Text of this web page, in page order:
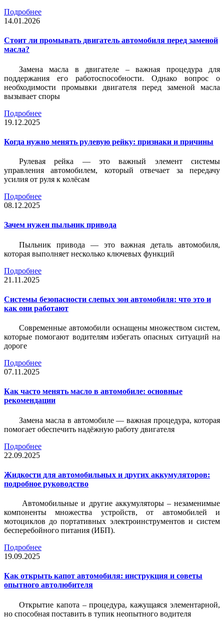
Подробнее
14.01.2026
Стоит ли промывать двигатель автомобиля перед заменой
масла?
Замена масла в двигателе – важная процедура для
поддержания его работоспособности. Однако вопрос о
необходимости промывки двигателя перед заменой масла
вызывает споры
Подробнее
19.12.2025
Когда нужно менять рулевую рейку: признаки и причины
Рулевая рейка — это важный элемент системы
управления автомобилем, который отвечает за передачу
усилия от руля к колёсам
Подробнее
08.12.2025
Зачем нужен пыльник привода
Пыльник привода — это важная деталь автомобиля,
которая выполняет несколько ключевых функций
Подробнее
21.11.2025
Системы безопасности слепых зон автомобиля: что это и
как они работают
Современные автомобили оснащены множеством систем,
которые помогают водителям избегать опасных ситуаций на
дороге
Подробнее
07.11.2025
Как часто менять масло в автомобиле: основные
рекомендации
Замена масла в автомобиле — важная процедура, которая
помогает обеспечить надёжную работу двигателя
Подробнее
22.09.2025
Жидкости для автомобильных и других аккумуляторов:
подробное руководство
Автомобильные и другие аккумуляторы – незаменимые
компоненты множества устройств, от автомобилей и
мотоциклов до портативных электроинструментов и систем
бесперебойного питания (ИБП).
Подробнее
19.09.2025
Как открыть капот автомобиля: инструкция и советы
опытного автолюбителя
Открытие капота – процедура, кажущаяся элементарной,
но способная поставить в тупик неопытного водителя